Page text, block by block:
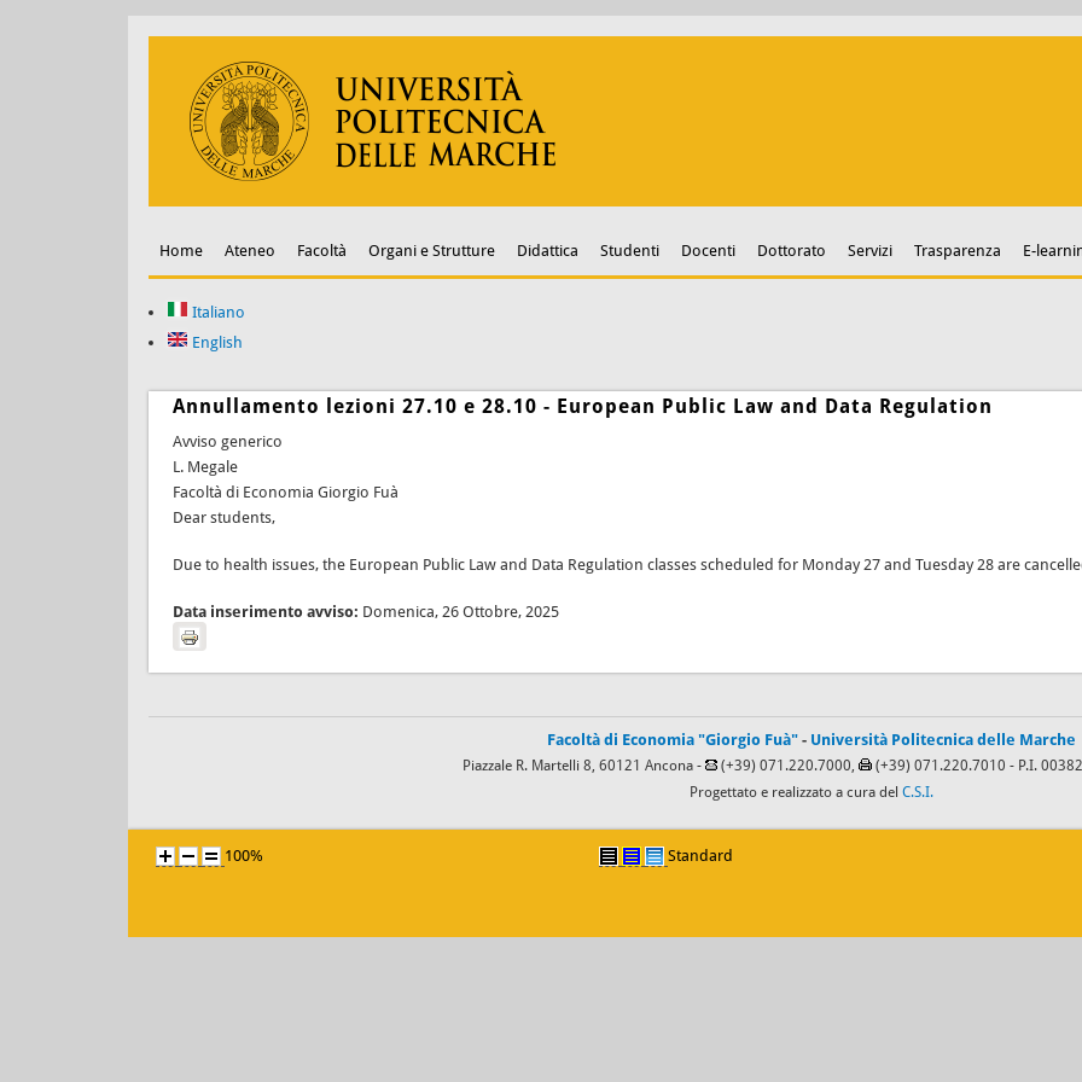
Home Ateneo Facoltà Organi e Strutture Didattica Studenti Docenti Dottorato Servizi Trasparenza E-
Italiano
English
Annullamento lezioni 27.10 e 28.10 - European Public Law and Data Regulation
Avviso generico
L. Megale
Facoltà di Economia Giorgio Fuà
Dear students,
Due to health issues, the European Public Law and Data Regulation classes scheduled for Monday 27 and Tuesday 28 are
Data inserimento avviso: Domenica, 26 Ottobre, 2025
Facoltà di Economia "Giorgio Fuà" - Università Politecnica delle Marche
Piazzale R. Martelli 8, 60121 Ancona - (+39) 071.220.7000, (+39) 071.220.7010 - P.I.
Progettato e realizzato a cura del C.S.I.
100% Standard